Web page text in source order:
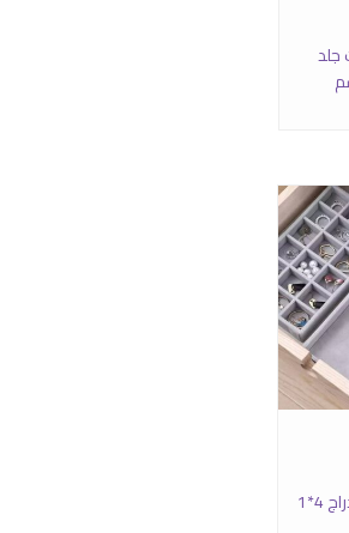
المختلفة لهذا المنتج. يمكن اختيار الخيارات